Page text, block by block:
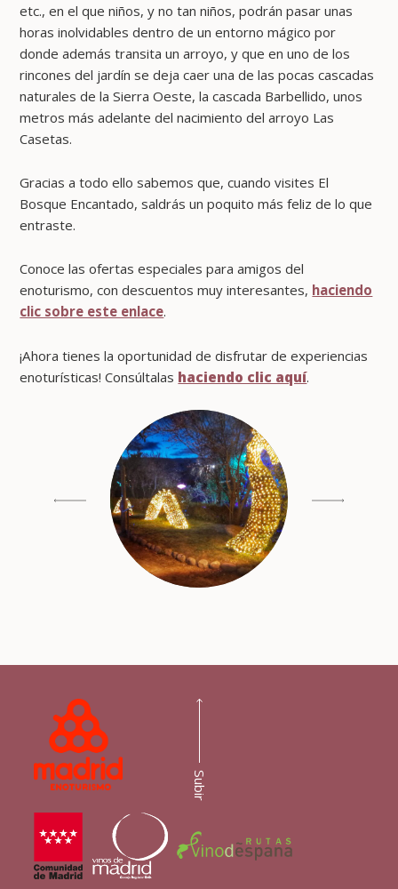
etc., en el que niños, y no tan niños, podrán pasar unas
horas inolvidables dentro de un entorno mágico por
donde además transita un arroyo, y que en uno de los
rincones del jardín se deja caer una de las pocas cascadas
naturales de la Sierra Oeste, la cascada Barbellido, unos
metros más adelante del nacimiento del arroyo Las
Casetas.
Gracias a todo ello sabemos que, cuando visites El
Bosque Encantado, saldrás un poquito más feliz de lo que
entraste.
Conoce las ofertas especiales para amigos del
enoturismo, con descuentos muy interesantes, haciendo
clic sobre este enlace.
¡Ahora tienes la oportunidad de disfrutar de experiencias
enoturísticas! Consúltalas haciendo clic aquí.
Subir